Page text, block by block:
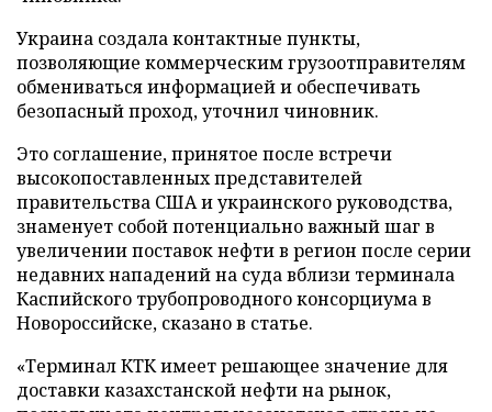
Украина создала контактные пункты,
позволяющие коммерческим грузоотправителям
обмениваться информацией и обеспечивать
безопасный проход, уточнил чиновник.
Это соглашение, принятое после встречи
высокопоставленных представителей
правительства США и украинского руководства,
знаменует собой потенциально важный шаг в
увеличении поставок нефти в регион после серии
недавних нападений на суда вблизи терминала
Каспийского трубопроводного консорциума в
Новороссийске, сказано в статье.
«Терминал КТК имеет решающее значение для
доставки казахстанской нефти на рынок,